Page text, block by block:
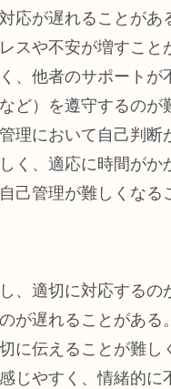
応が遅れることがあ
スや不安が増すこと
他者のサポートが
）を遵守するのが
において自己判断
く、適応に時間がか
己管理が難しくなる
適切に対応するの
が遅れることがある。
伝えることが難し
やすく、情緒的に